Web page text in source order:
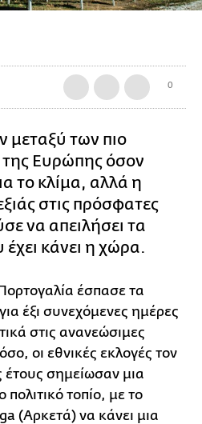
0
μεταξύ των πιο
Ευρώπης όσον
το κλίμα, αλλά η
στις πρόσφατες
να απειλήσει τα
κάνει η χώρα.
έσπασε τα
έξι συνεχόμενες ημέρες
στις ανανεώσιμες
οι εθνικές εκλογές τον
έτους σημείωσαν μια
τοπίο, με το
(Αρκετά) να κάνει μια